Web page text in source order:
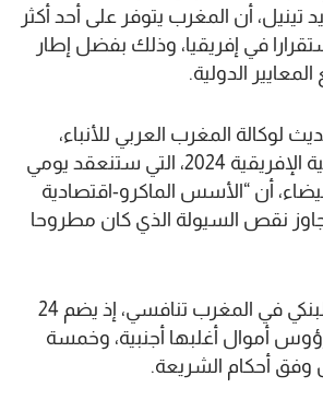
تينيل، أن المغرب يتوفر على أحد أكثر
في إفريقيا، وذلك بفضل إطار
الدولية.
لوكالة المغرب العربي للأنباء،
بمناسبة القمة المالية الإفريقية 2024، التي ستنعقد يومي
البيضاء، أن “الأسس الماكرو-اقتصادية
نقص السيولة الذي كان مطروحا
وسجل أن القطاع البنكي في المغرب تنافسي، إذ يضم 24
أموال أغلبها أجنبية، وخمسة
وفق أحكام الشريعة.